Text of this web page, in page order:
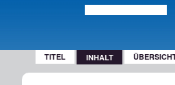
TITEL INHALT